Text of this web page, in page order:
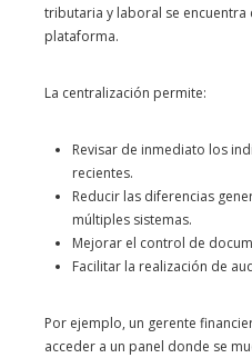
tributaria y laboral se encuentra
plataforma.
La centralización permite:
Revisar de inmediato los
recientes.
Reducir las diferencias
múltiples sistemas.
Mejorar el control de
Facilitar la realización de
Por ejemplo, un gerente
acceder a un panel donde se